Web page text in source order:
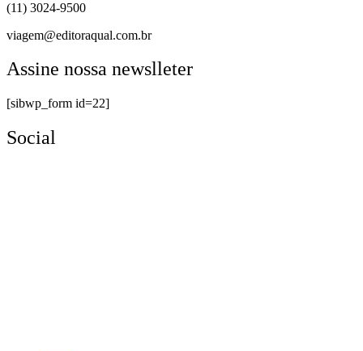
(11) 3024-9500
viagem@editoraqual.com.br
Assine nossa newslleter
[sibwp_form id=22]
Social